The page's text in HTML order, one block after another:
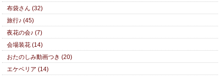
布袋さん (32)
旅行♪ (45)
夜花の会♪ (7)
会場装花 (14)
おたのしみ動画つき (20)
エケベリア (14)